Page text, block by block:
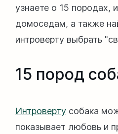
узнаете о 15
домоседам, а также
интроверту выбрать
15 пород
Интроверту собака
показывает любовь и